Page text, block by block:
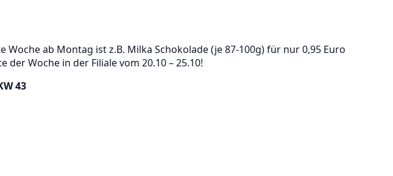
ab Montag ist z.B. Milka Schokolade (je 87-100g) für nur 0,95 Euro
Woche in der Filiale vom 20.10 – 25.10!
43